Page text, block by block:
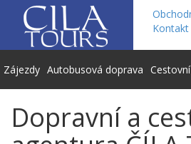
Kontakt
Zájezdy Autobusová doprava
Dopravní a